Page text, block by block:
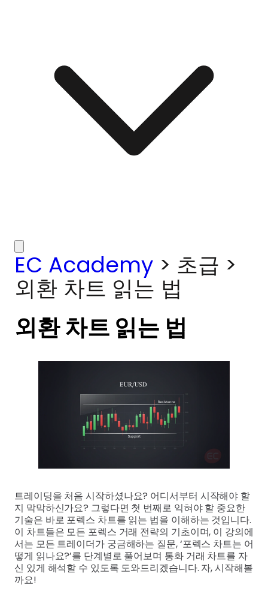
EC Academy > 초급 >
외환 차트 읽는 법
외환 차트 읽는 법
트레이딩을 처음 시작하셨나요? 어디서부터 시작해야 할
지 막막하신가요? 그렇다면 첫 번째로 익혀야 할 중요한
기술은 바로 포렉스 차트를 읽는 법을 이해하는 것입니다.
이 차트들은 모든 포렉스 거래 전략의 기초이며, 이 강의에
서는 모든 트레이더가 궁금해하는 질문, ‘포렉스 차트는 어
떻게 읽나요?’를 단계별로 풀어보며 통화 거래 차트를 자
신 있게 해석할 수 있도록 도와드리겠습니다. 자, 시작해볼
까요!